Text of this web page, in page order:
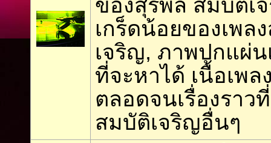
ของสุรพล สมบัติเ
เกร็ดน้อยของเพล
เจริญ, ภาพปกแผ่น
ที่จะหาได้ เนื้อเพล
ตลอดจนเรื่องราว
สมบัติเจริญอื่นๆ